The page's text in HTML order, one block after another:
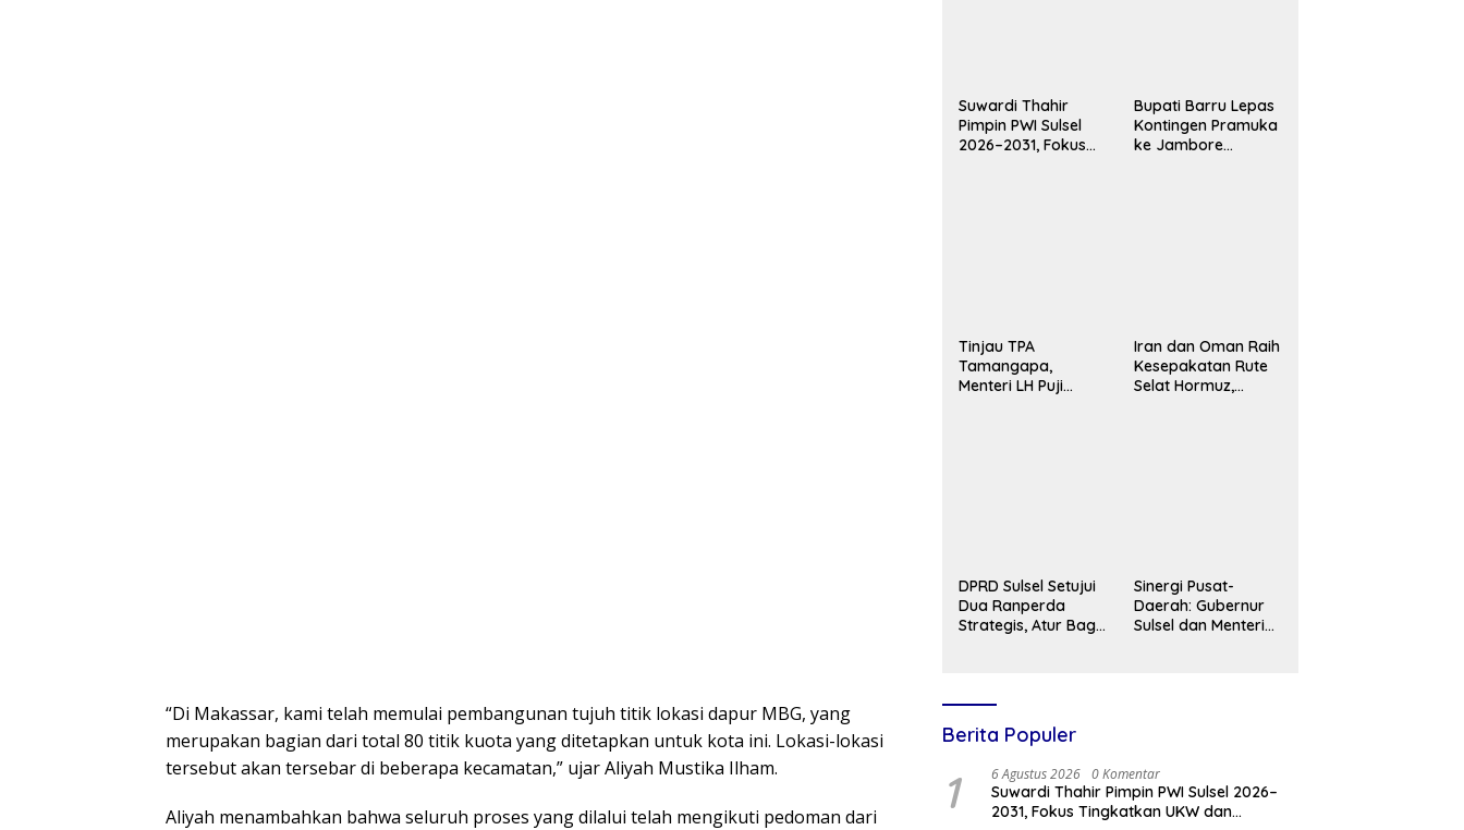
“Di Makassar, kami telah memulai pembangunan tujuh titik lokasi dapur MBG, yang
merupakan bagian dari total 80 titik kuota yang ditetapkan untuk kota ini. Lokasi-lokasi
tersebut akan tersebar di beberapa kecamatan,” ujar Aliyah Mustika Ilham.
Aliyah menambahkan bahwa seluruh proses yang dilalui telah mengikuti pedoman dari
Suwardi Thahir
Pimpin PWI Sulsel
2026–2031, Fokus
Bupati Barru Lepas
Kontingen Pramuka
ke Jambore
Tinjau TPA
Tamangapa,
Menteri LH Puji
Iran dan Oman Raih
Kesepakatan Rute
Selat Hormuz,
DPRD Sulsel Setujui
Dua Ranperda
Strategis, Atur Bagi
Sinergi Pusat-
Daerah: Gubernur
Sulsel dan Menteri
Berita Populer
1 6 Agustus 2026 0 Komentar
Suwardi Thahir Pimpin PWI Sulsel 2026–
2031, Fokus Tingkatkan UKW dan